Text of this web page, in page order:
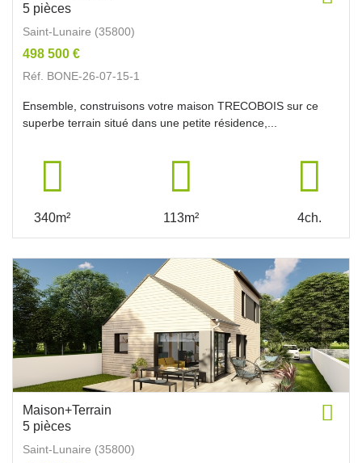
5 pièces
Saint-Lunaire (35800)
498 500 €
Réf. BONE-26-07-15-1
Ensemble, construisons votre maison TRECOBOIS sur ce
superbe terrain situé dans une petite résidence,...
340m² 113m² 4ch.
Maison+Terrain
5 pièces
Saint-Lunaire (35800)